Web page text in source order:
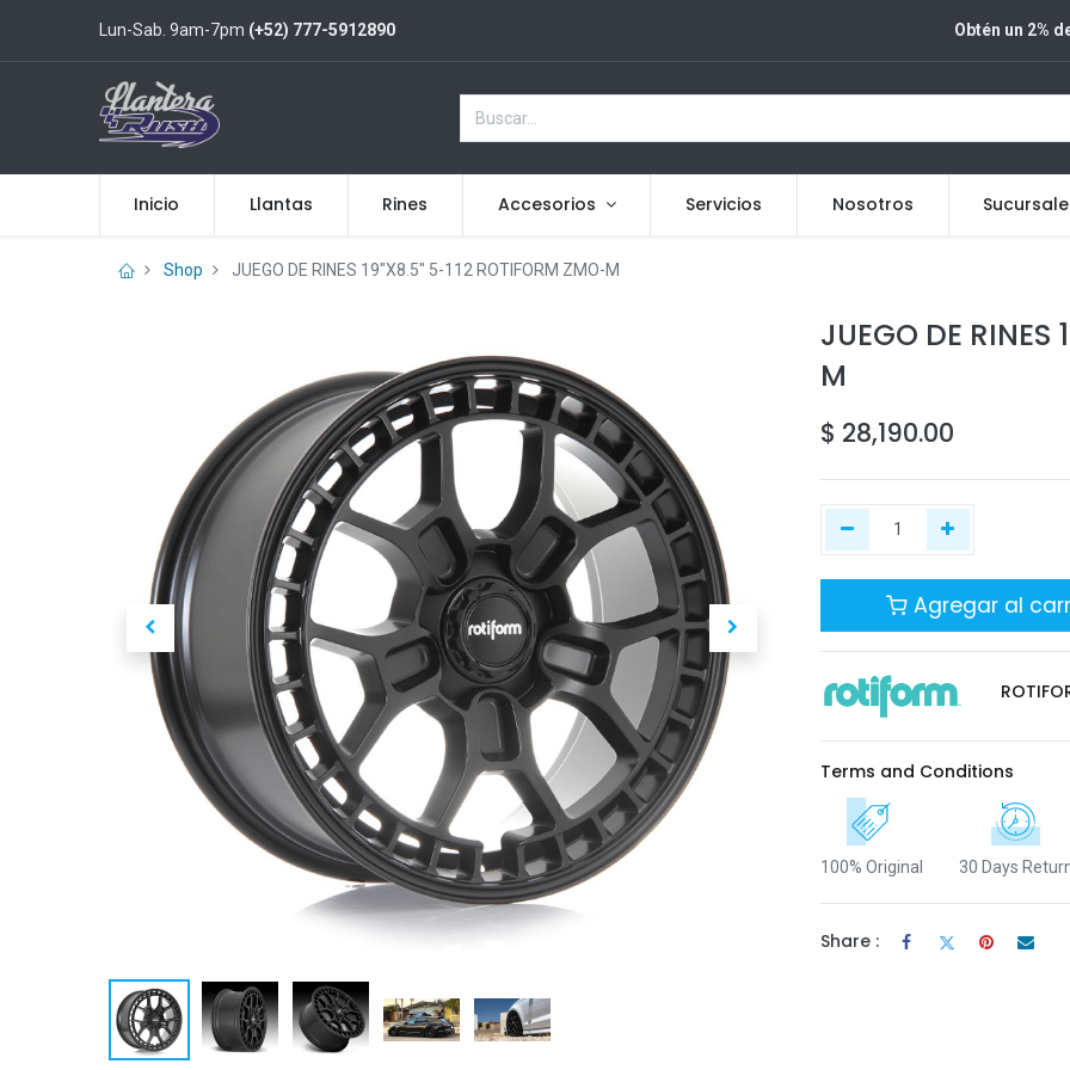
Lun-Sab. 9am-7pm (+52) 777-5912890 Obtén un 2%
Inicio Llantas Rines Accesorios Servicios Nosotros
Shop JUEGO DE RINES 19"X8.5" 5-112 ROTIFORM ZMO-M
JUEGO DE
M
$ 28,190.00
Agregar al
Terms and Conditions
100% Original 30 Days
Share :